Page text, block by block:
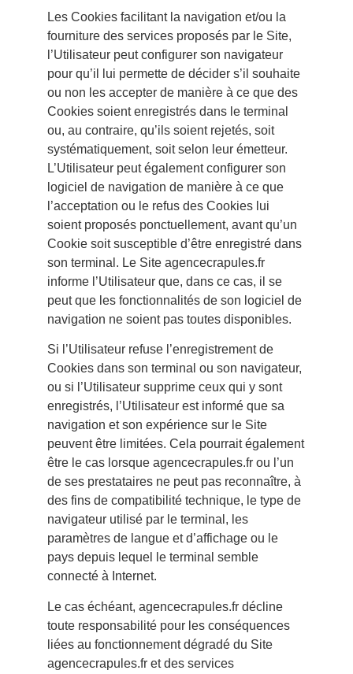
Les Cookies facilitant la navigation et/ou la
fourniture des services proposés par le Site,
l’Utilisateur peut configurer son navigateur
pour qu’il lui permette de décider s’il souhaite
ou non les accepter de manière à ce que des
Cookies soient enregistrés dans le terminal
ou, au contraire, qu’ils soient rejetés, soit
systématiquement, soit selon leur émetteur.
L’Utilisateur peut également configurer son
logiciel de navigation de manière à ce que
l’acceptation ou le refus des Cookies lui
soient proposés ponctuellement, avant qu’un
Cookie soit susceptible d’être enregistré dans
son terminal. Le Site agencecrapules.fr
informe l’Utilisateur que, dans ce cas, il se
peut que les fonctionnalités de son logiciel de
navigation ne soient pas toutes disponibles.
Si l’Utilisateur refuse l’enregistrement de
Cookies dans son terminal ou son navigateur,
ou si l’Utilisateur supprime ceux qui y sont
enregistrés, l’Utilisateur est informé que sa
navigation et son expérience sur le Site
peuvent être limitées. Cela pourrait également
être le cas lorsque agencecrapules.fr ou l’un
de ses prestataires ne peut pas reconnaître, à
des fins de compatibilité technique, le type de
navigateur utilisé par le terminal, les
paramètres de langue et d’affichage ou le
pays depuis lequel le terminal semble
connecté à Internet.
Le cas échéant, agencecrapules.fr décline
toute responsabilité pour les conséquences
liées au fonctionnement dégradé du Site
agencecrapules.fr et des services